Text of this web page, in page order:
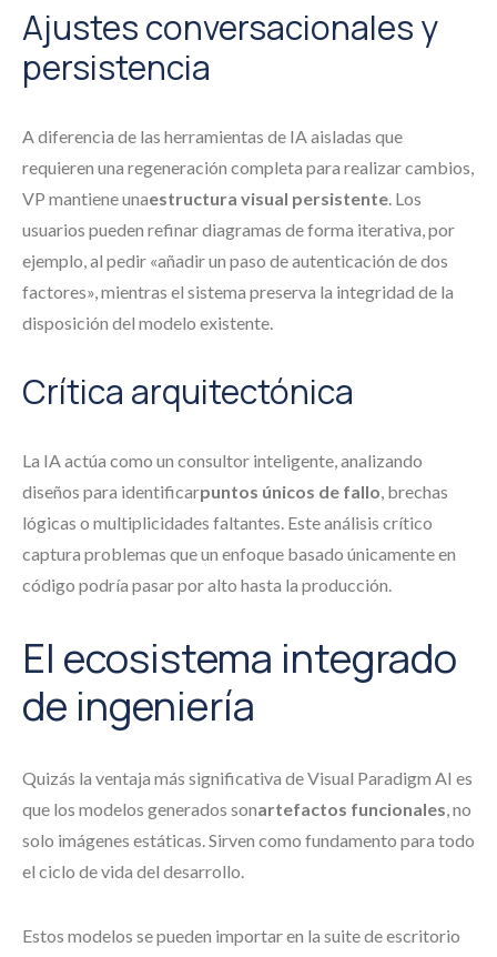
Ajustes conversacionales y
persistencia
A diferencia de las herramientas de IA aisladas que
requieren una regeneración completa para realizar cambios,
VP mantiene unaestructura visual persistente. Los
usuarios pueden refinar diagramas de forma iterativa, por
ejemplo, al pedir «añadir un paso de autenticación de dos
factores», mientras el sistema preserva la integridad de la
disposición del modelo existente.
Crítica arquitectónica
La IA actúa como un consultor inteligente, analizando
diseños para identificarpuntos únicos de fallo, brechas
lógicas o multiplicidades faltantes. Este análisis crítico
captura problemas que un enfoque basado únicamente en
código podría pasar por alto hasta la producción.
El ecosistema integrado
de ingeniería
Quizás la ventaja más significativa de Visual Paradigm AI es
que los modelos generados sonartefactos funcionales, no
solo imágenes estáticas. Sirven como fundamento para todo
el ciclo de vida del desarrollo.
Estos modelos se pueden importar en la suite de escritorio